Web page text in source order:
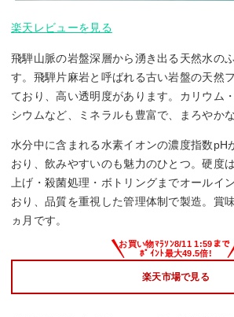
楽天レビューを見る
飛騨山脈の岩盤深層から湧き出る天然水の
す。飛騨片麻岩と呼ばれる古い岩盤の天然
ており、高い透明度があります。カリウム
シウムなど、ミネラルも豊富で、まろやか
水分中に含まれる水素イオンの濃度指数pH
おり、飲みやすいのも魅力のひとつ。硬度
上げ・殺菌処理・ボトリングまでオールイ
おり、品質を重視した管理体制で製造。賞
ヵ月です。
楽天市場で見る